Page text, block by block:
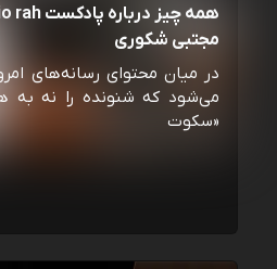
مجتبی شکوری
در میان محتوای رسانه‌های
می‌شود که شنونده را نه به
«سکوت